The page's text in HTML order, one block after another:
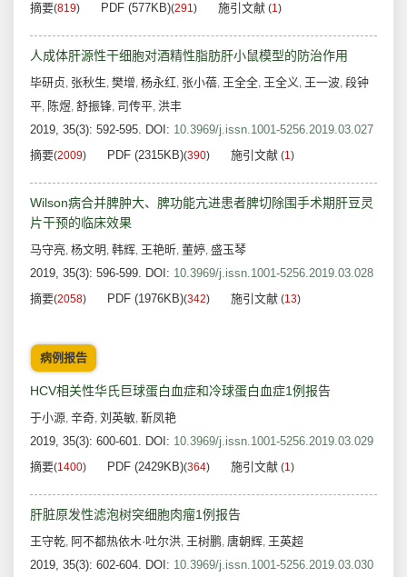
摘要(819) PDF (577KB)(291) 施引文献 (1)
人成体肝源性干细胞对酒精性脂肪肝小鼠模型的防治作用
毕研贞, 张秋生, 樊增, 杨永红, 张小蓓, 王全全, 王全义, 王一波, 段钟
平, 陈煜, 舒振锋, 司传平, 洪丰
2019, 35(3): 592-595. DOI: 10.3969/j.issn.1001-5256.2019.03.027
摘要(2009) PDF (2315KB)(390) 施引文献 (1)
Wilson病合并脾肿大、脾功能亢进患者脾切除围手术期肝豆灵
片干预的临床效果
马守亮, 杨文明 , 韩辉, 王艳昕, 董婷, 盛玉琴
2019, 35(3): 596-599. DOI: 10.3969/j.issn.1001-5256.2019.03.028
摘要(2058) PDF (1976KB)(342) 施引文献 (13)
病例报告
HCV相关性华氏巨球蛋白血症和冷球蛋白血症1例报告
于小源, 辛奇, 刘英敏, 靳凤艳
2019, 35(3): 600-601. DOI: 10.3969/j.issn.1001-5256.2019.03.029
摘要(1400) PDF (2429KB)(364) 施引文献 (1)
肝脏原发性滤泡树突细胞肉瘤1例报告
王守乾, 阿不都热依木·吐尔洪, 王树鹏, 唐朝辉, 王英超
2019, 35(3): 602-604. DOI: 10.3969/j.issn.1001-5256.2019.03.030